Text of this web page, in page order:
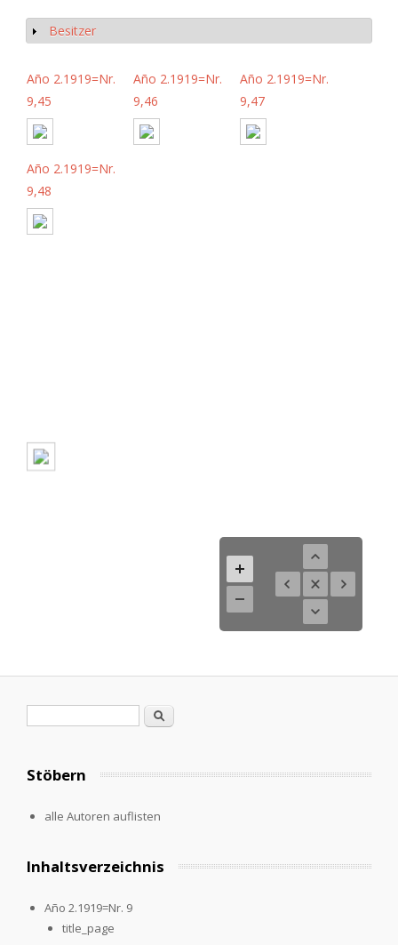
Show
Besitzer
Año 2.1919=Nr.
9,45
Año 2.1919=Nr.
9,46
Año 2.1919=Nr.
9,47
Año 2.1919=Nr.
9,48
Search
Stöbern
alle Autoren auflisten
Inhaltsverzeichnis
Año 2.1919=Nr. 9
title_page